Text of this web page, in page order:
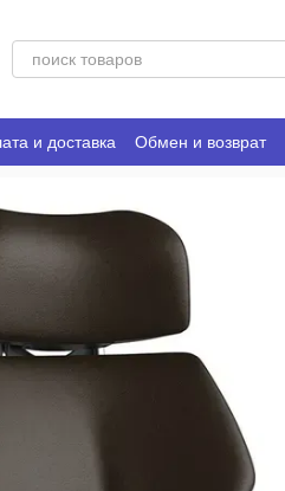
и доставка Обмен и возврат
Club